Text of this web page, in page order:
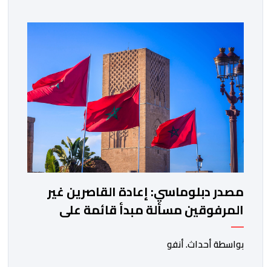
مصدر دبلوماسي: إعادة القاصرين غير
المرفوقين مسألة مبدأ قائمة على
التعليمات الملكية السامية
بواسطة أحداث. أنفو